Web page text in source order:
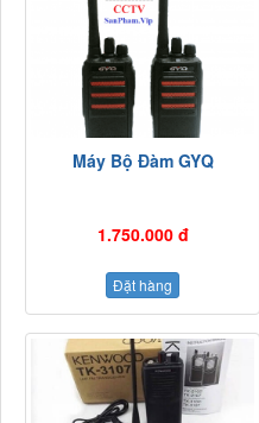
Máy Bộ Đàm GYQ
1.750.000 đ
Đặt hàng